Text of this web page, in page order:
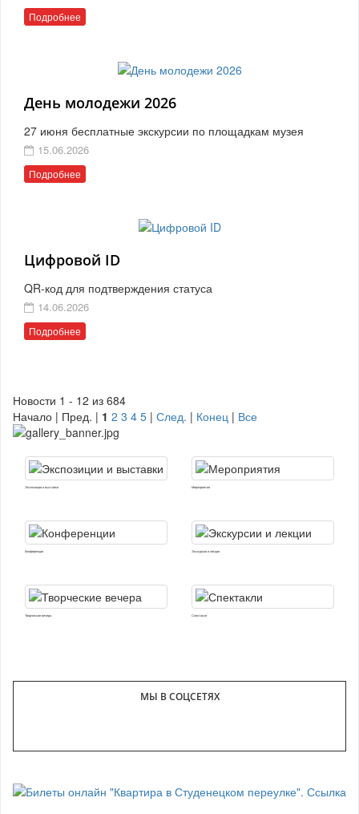
Подробнее
День молодежи 2026
27 июня бесплатные экскурсии по площадкам музея
15.06.2026
Подробнее
Цифровой ID
QR-код для подтверждения статуса
14.06.2026
Подробнее
Новости 1 - 12 из 684
Начало | Пред. | 1 2 3 4 5 | След. | Конец | Все
Экспозиции и выставки Мероприятия
Конференции Экскурсии и лекции
Творческие вечера Спектакли
МЫ В СОЦСЕТЯХ